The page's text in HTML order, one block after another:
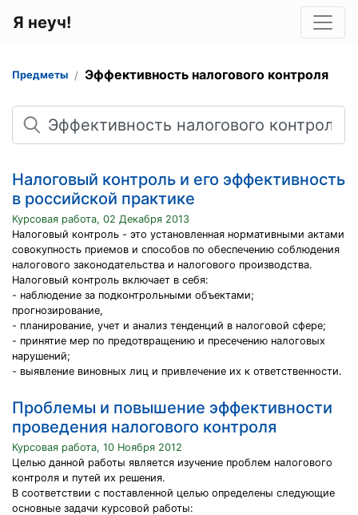
Я неуч!
Предметы Эффективность налогового контроля
Поиск
Налоговый контроль и его эффективность
в российской практике
Курсовая работа, 02 Декабря 2013
Налоговый контроль - это установленная нормативными актами
совокупность приемов и способов по обеспечению соблюдения
налогового законодательства и налогового производства.
Налоговый контроль включает в себя:
- наблюдение за подконтрольными объектами;
прогнозирование,
- планирование, учет и анализ тенденций в налоговой сфере;
- принятие мер по предотвращению и пресечению налоговых
нарушений;
- выявление виновных лиц и привлечение их к ответственности.
Проблемы и повышение эффективности
проведения налогового контроля
Курсовая работа, 10 Ноября 2012
Целью данной работы является изучение проблем налогового
контроля и путей их решения.
В соответствии с поставленной целью определены следующие
основные задачи курсовой работы: